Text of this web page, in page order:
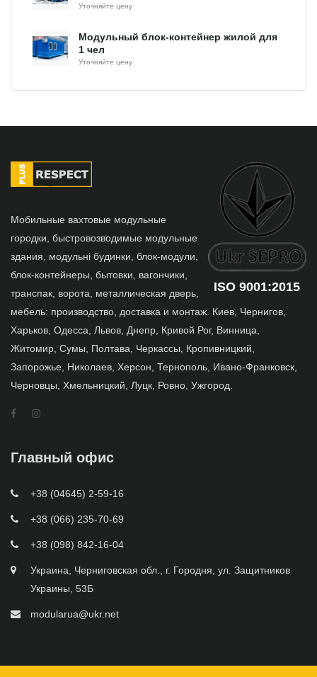
Уточняйте цену
Модульный блок-контейнер жилой для
1 чел
Уточняйте цену
ISO 9001:2015
Мобильные вахтовые модульные
городки, быстровозводимые модульные
здания, модульні будинки, блок-модули,
блок-контейнеры, бытовки, вагончики,
транспак, ворота, металлическая дверь,
мебель: производство, доставка и монтаж. Киев, Чернигов,
Харьков, Одесса, Львов, Днепр, Кривой Рог, Винница,
Житомир, Сумы, Полтава, Черкассы, Кропивницкий,
Запорожье, Николаев, Херсон, Тернополь, Ивано-Франковск,
Черновцы, Хмельницкий, Луцк, Ровно, Ужгород.
Главный офис
+38 (04645) 2-59-16
+38 (066) 235-70-69
+38 (098) 842-16-04
Украина, Черниговская обл., г. Городня, ул. Защитников
Украины, 53Б
modularua@ukr.net